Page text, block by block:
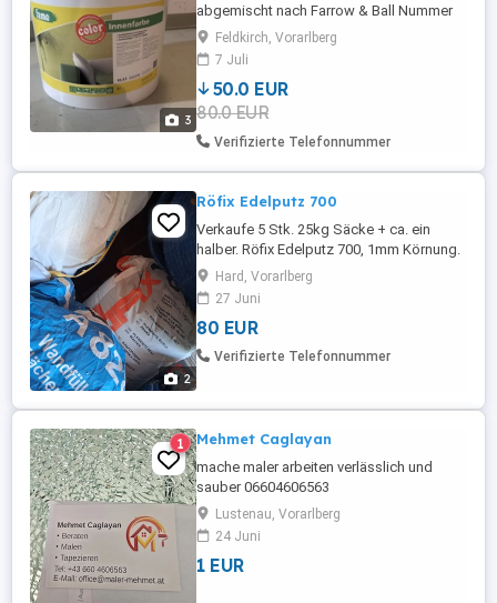
3
abgemischt nach Farrow & Ball Nummer
241 Skimming Stone. Kleines Muster am
Deckel. Neupreis 87 Euro. Hochdeckend
für für ca. 60m2.
Feldkirch, Vorarlberg
7 Juli
50.0 EUR
80.0 EUR
Verifizierte Telefonnummer
2
Röfix Edelputz 700
Verkaufe 5 Stk. 25kg Säcke + ca. ein
halber. Röfix Edelputz 700, 1mm Körnung.
Hard, Vorarlberg
27 Juni
80 EUR
Verifizierte Telefonnummer
1 Mehmet Caglayan
mache maler arbeiten verlässlich und
sauber 06604606563
Lustenau, Vorarlberg
24 Juni
1 EUR